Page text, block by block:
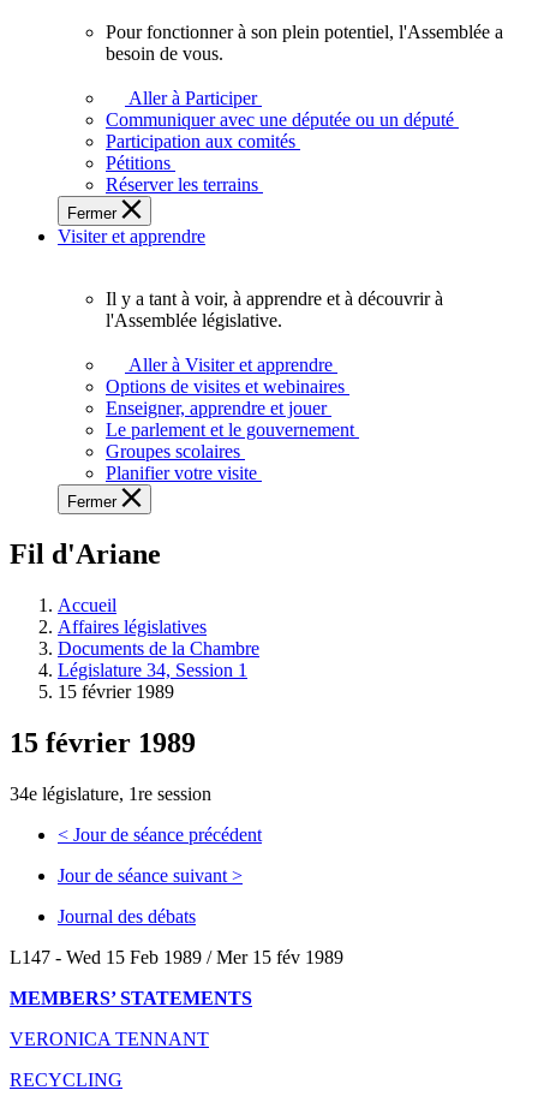
plein
potentiel,
l'Assemblée
a
besoin
de
Pour fonctionner à son plein potentiel, l'Assemblée a
besoin de vous.
Aller à Participer
Communiquer avec une députée ou un député
Participation aux comités
Pétitions
Réserver les terrains
Fermer
Visiter et apprendre
voir,
apprendre
et
à
à
législative.
Il y a tant à voir, à apprendre et à découvrir à
l'Assemblée législative.
Aller à Visiter et apprendre
Options de visites et webinaires
Enseigner, apprendre et jouer
Le parlement et le gouvernement
Groupes scolaires
Planifier votre visite
Fermer
Fil d'Ariane
Accueil
Affaires législatives
Documents de la Chambre
Législature 34, Session 1
15 février 1989
15 février 1989
34e législature, 1re session
< Jour de séance précédent
Jour de séance suivant >
Journal des débats
L147 - Wed 15 Feb 1989 / Mer 15 fév 1989
MEMBERS’ STATEMENTS
VERONICA TENNANT
RECYCLING